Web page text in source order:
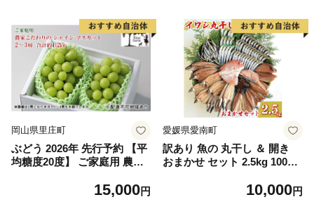
岡山県里庄町
ぶどう 2026年 先行予約 【平
均糖度20度】 ご家庭用 農家
ット 2～3房 合計約1.2kg ブ
15,000円
愛媛県愛南町
訳あり 魚の 丸干し ＆ 開き
おまかせ セット 2.5kg 10000
の ひらき 詰め合わせ 冷凍 丸
10,000円